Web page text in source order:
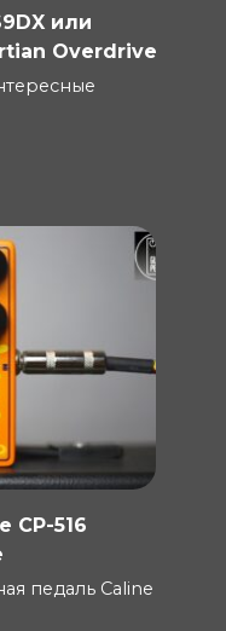
или
Overdrive
CP-516
педаль Caline